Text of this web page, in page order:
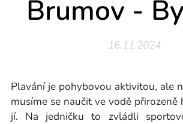
Brumov -
16.11.2024
Plavání je pohybovou aktivitou, ale
musíme se naučit ve vodě přirozeně
jí. Na jedničku to zvládli